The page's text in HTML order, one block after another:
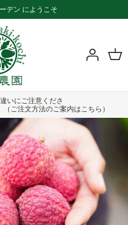
デン にようこそ
いにご注意くださ
案内はこちら）